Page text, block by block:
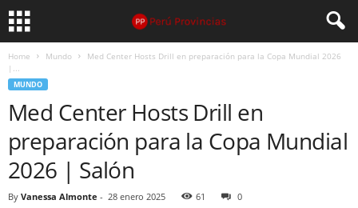
Home Mundo
Med Center Hosts Drill en preparación para la Copa Mundial 2026
|...
MUNDO
Med Center Hosts Drill en
preparación para la Copa Mundial
2026 | Salón
By Vanessa Almonte - 28 enero 2025 61 0